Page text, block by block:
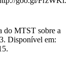
MTST sobre a
Disponível em: